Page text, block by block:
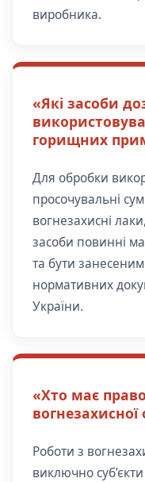
виробника.
«Які засоби
горищних
Для обробки
просочувальні
вогнезахисні
засоби повинні
та бути
нормативних
України.
«Хто має
Роботи з
виключно